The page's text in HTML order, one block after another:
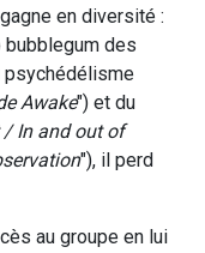
en diversité :
bubblegum des
psychédélisme
Awake") et du
In and out of
"), il perd
au groupe en lui